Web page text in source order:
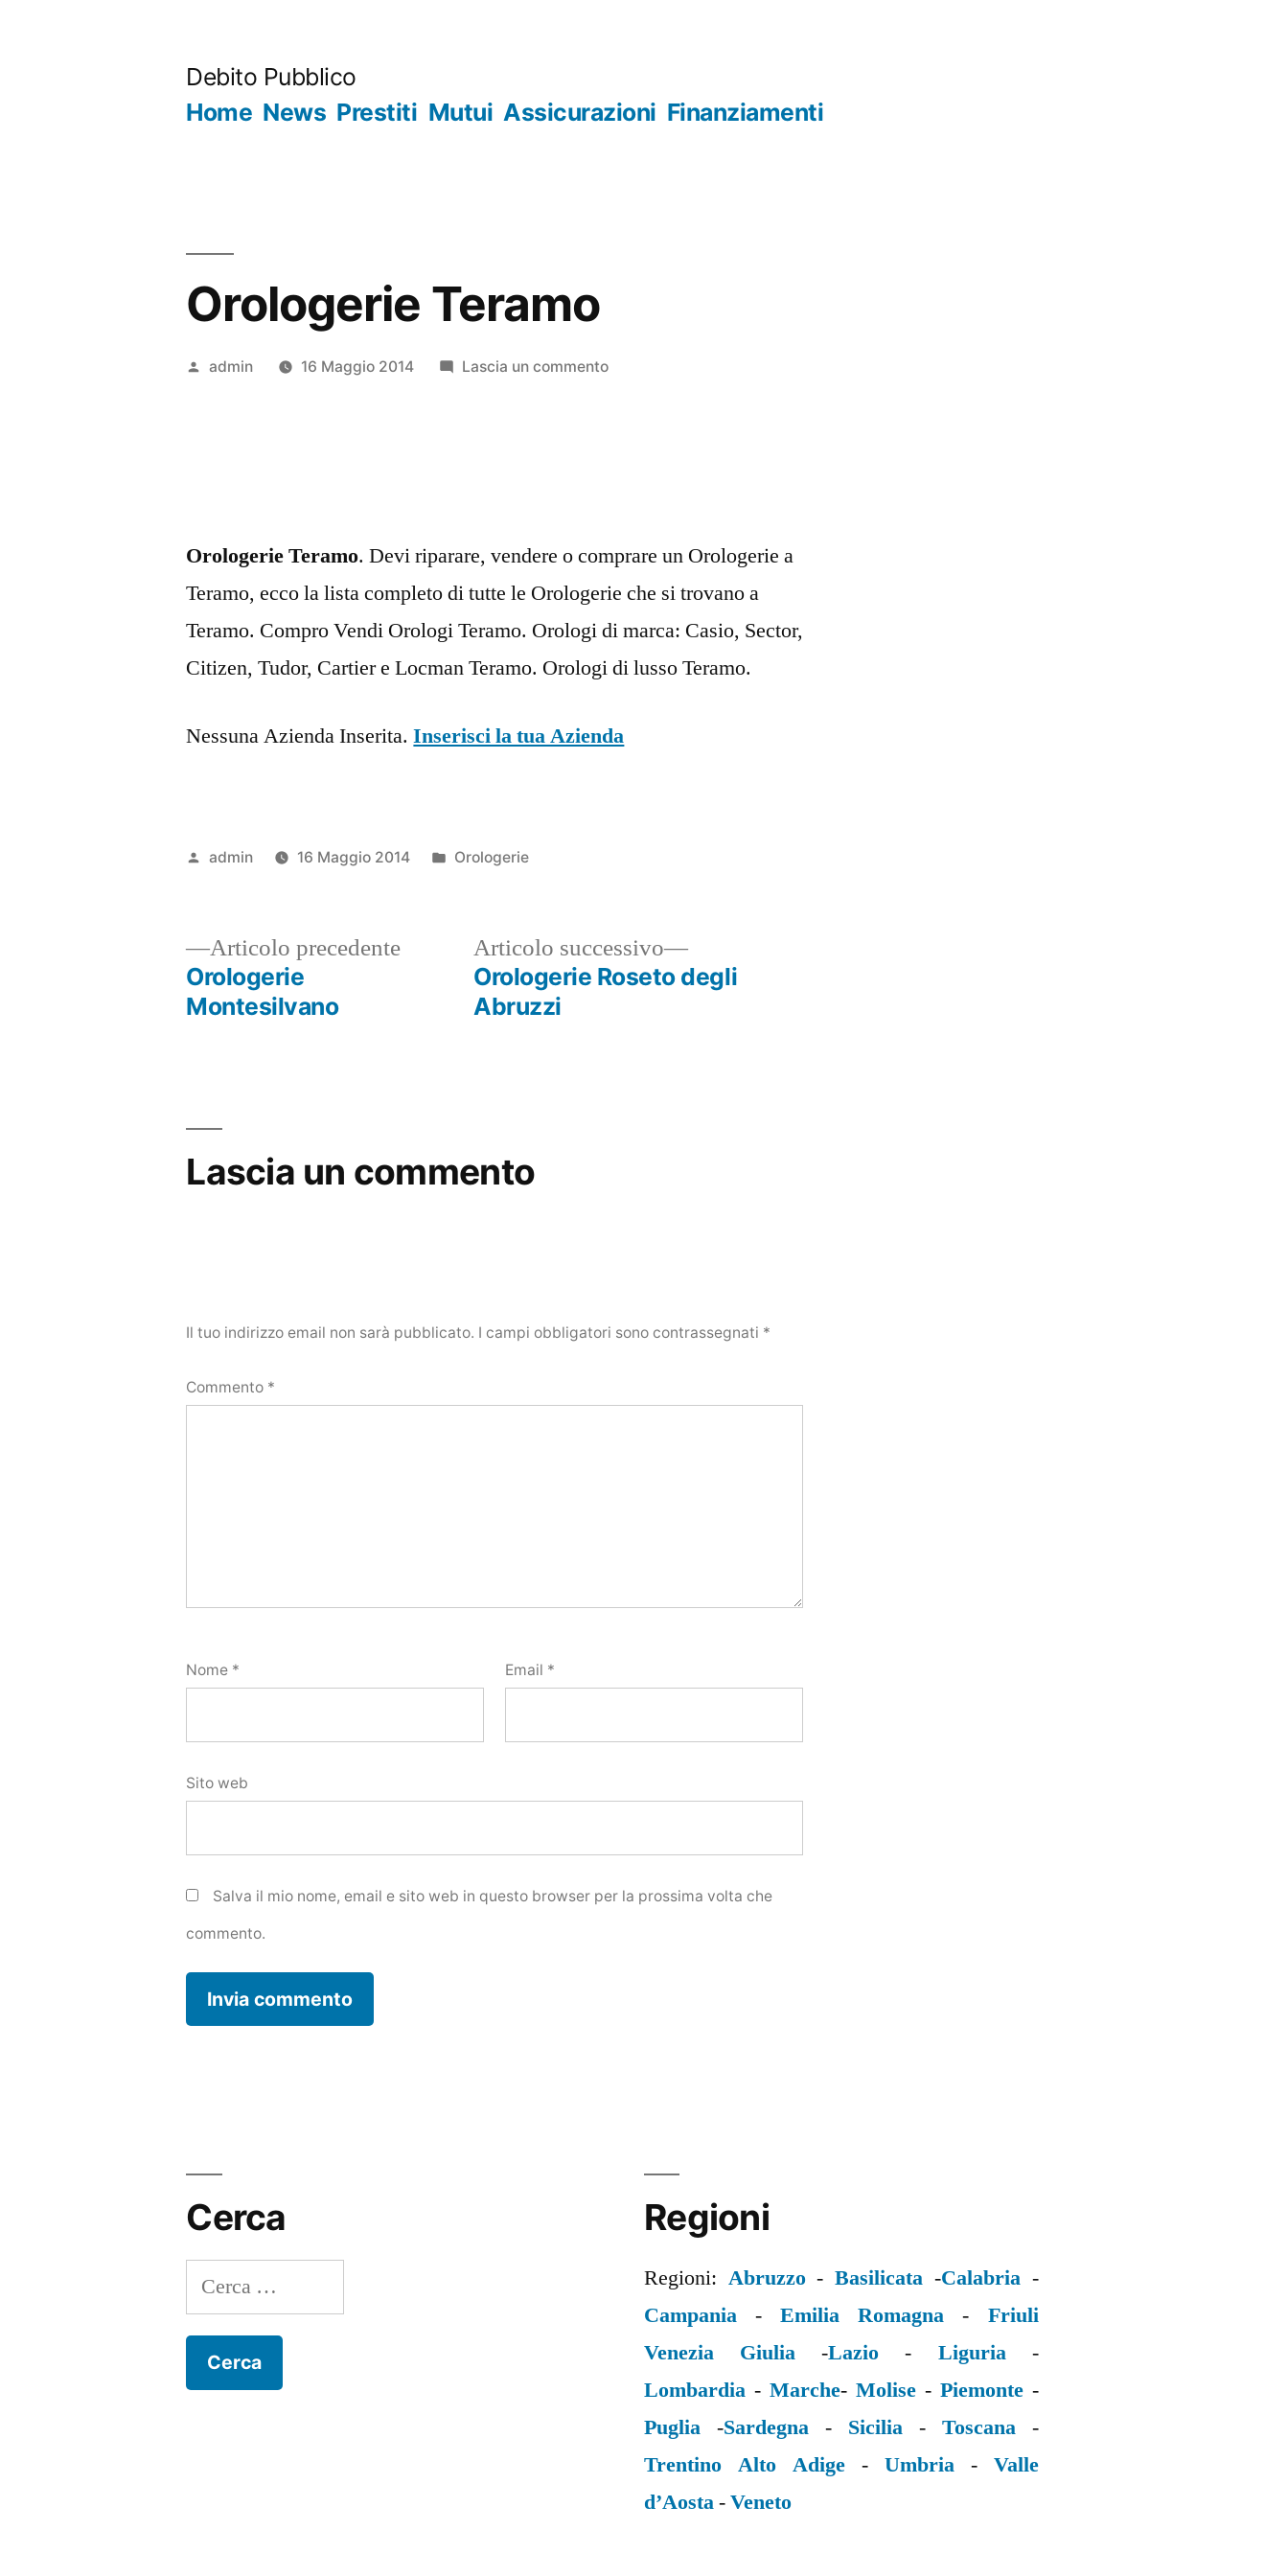
Debito Pubblico
Home News Prestiti Mutui Assicurazioni Finanziamenti
Orologerie Teramo
Pubblicato
admin 16 Maggio 2014 Lascia un commentosu
Orologerie Teramo. Devi riparare, vendere o comprare un Orologerie a
Teramo, ecco la lista completo di tutte le Orologerie che si trovano a
Teramo. Compro Vendi Orologi Teramo. Orologi di marca: Casio, Sector,
Citizen, Tudor, Cartier e Locman Teramo. Orologi di lusso Teramo.
Nessuna Azienda Inserita. Inserisci la tua Azienda
Pubblicato
admin 16 Maggio 2014
Pubblicato
Orologerie
Navigazione
Articolo precedenteArticolo
precedente:
Orologerie
Montesilvano
Articolo successivo
Articolo
successivo:
Orologerie Roseto degli
Abruzzi
Lascia un commento
Il tuo indirizzo email non sarà pubblicato. I campi obbligatori sono contrassegnati *
Commento *
Nome * Email *
Sito web
Salva il mio nome, email e sito web in questo browser per la prossima volta che
commento.
Cerca
Ricerca
per:
Regioni
Regioni: Abruzzo-Basilicata -Calabria-
Campania -Emilia Romagna - Friuli
Venezia Giulia -Lazio - Liguria-
Lombardia - Marche- Molise- Piemonte-
Puglia -Sardegna- Sicilia- Toscana-
Trentino Alto Adige- Umbria- Valle
d’Aosta-Veneto